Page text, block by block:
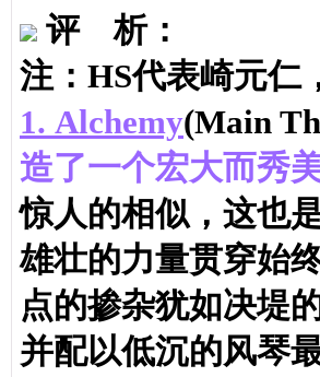
评 析：
注：HS代表崎元仁
1. Alchemy(Main
造了一个宏大而秀
惊人的相似，这也
雄壮的力量贯穿始
点的掺杂犹如决堤
并配以低沉的风琴